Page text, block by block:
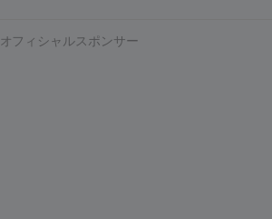
オフィシャルスポンサー